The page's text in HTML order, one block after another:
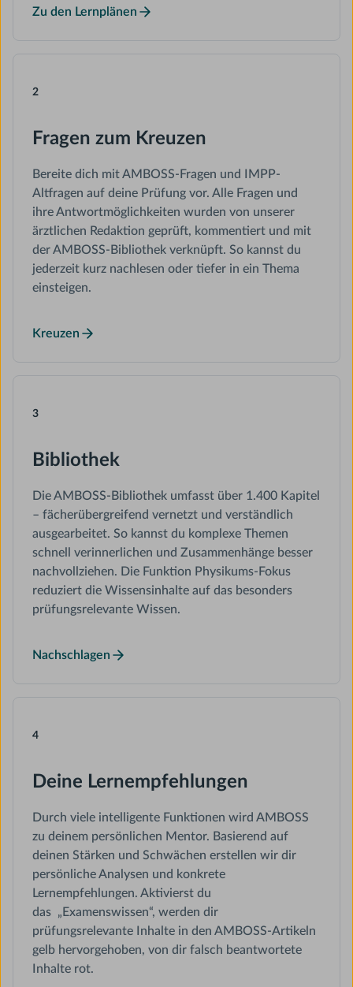
Zu den Lernplänen
2
Fragen zum Kreuzen
Bereite dich mit AMBOSS-Fragen und IMPP-
Altfragen auf deine Prüfung vor. Alle Fragen und
ihre Antwortmöglichkeiten wurden von unserer
ärztlichen Redaktion geprüft, kommentiert und mit
der AMBOSS-Bibliothek verknüpft. So kannst du
jederzeit kurz nachlesen oder tiefer in ein Thema
einsteigen.
Kreuzen
3
Bibliothek
Die AMBOSS-Bibliothek umfasst über 1.400 Kapitel
– fächerübergreifend vernetzt und verständlich
ausgearbeitet. So kannst du komplexe Themen
schnell verinnerlichen und Zusammenhänge besser
nachvollziehen. Die Funktion Physikums-Fokus
reduziert die Wissensinhalte auf das besonders
prüfungsrelevante Wissen.
Nachschlagen
4
Deine Lernempfehlungen
Durch viele intelligente Funktionen wird AMBOSS
zu deinem persönlichen Mentor. Basierend auf
deinen Stärken und Schwächen erstellen wir dir
persönliche Analysen und konkrete
Lernempfehlungen. Aktivierst du
das „Examenswissen“, werden dir
prüfungsrelevante Inhalte in den AMBOSS-Artikeln
gelb hervorgehoben, von dir falsch beantwortete
Inhalte rot.